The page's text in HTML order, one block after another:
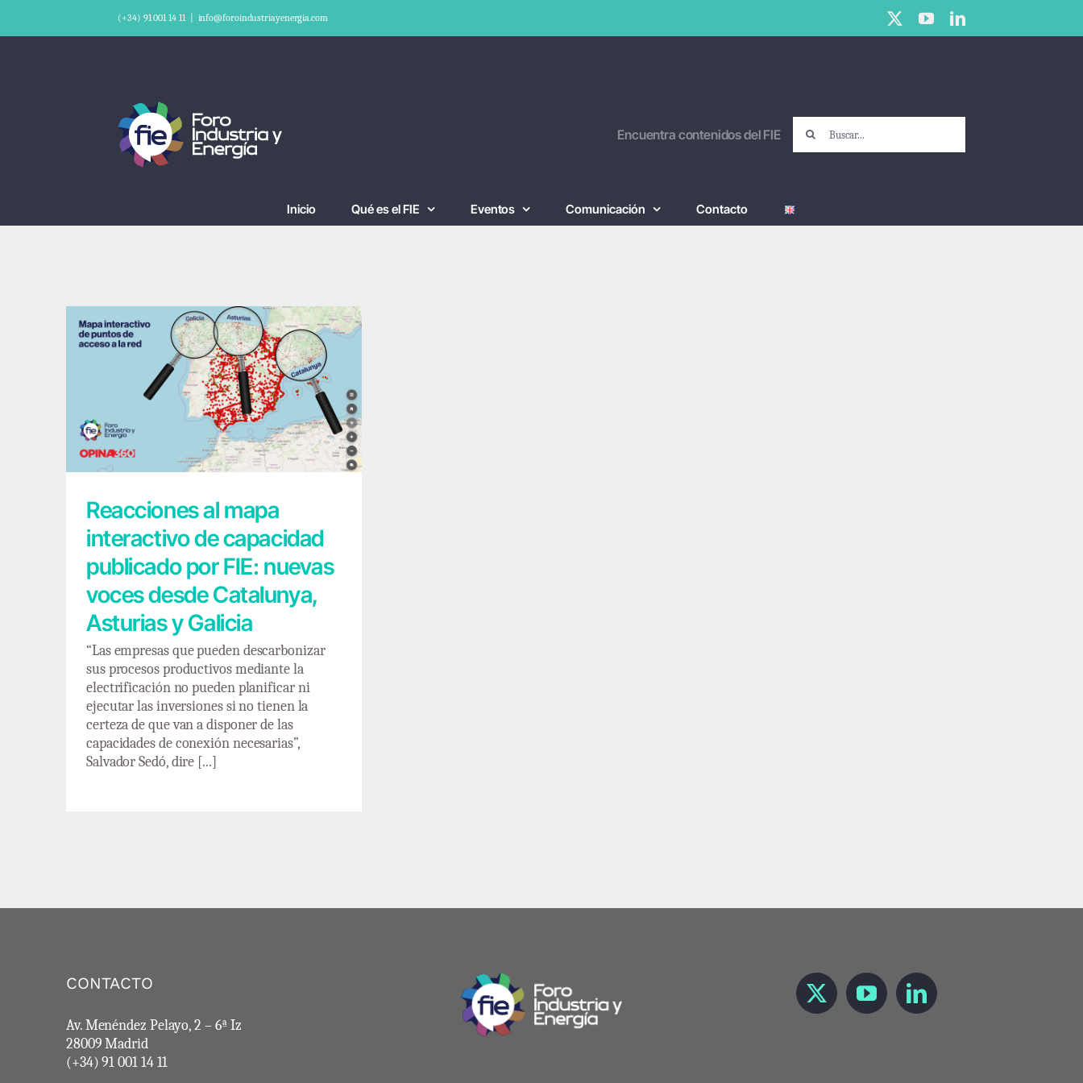
(+34) 91 001 14 11 info@foroindustriayenergia.com X YouTubeLinkedIn
Encuentra contenidos del FIE
Inicio Qué es el FIE Eventos Comunicación Contacto
Reacciones al mapa interactivo de
capacidad publicado por FIE: nuevas
voces desde Catalunya, Asturias y Galicia
Reacciones al mapa
interactivo de capacidad
publicado por FIE: nuevas
voces desde Catalunya,
Asturias y Galicia
“Las empresas que pueden descarbonizar
sus procesos productivos mediante la
electrificación no pueden planificar ni
ejecutar las inversiones si no tienen la
certeza de que van a disponer de las
capacidades de conexión necesarias”,
Salvador Sedó, dire [...]
CONTACTO
Av. Menéndez Pelayo, 2 – 6ª Iz
28009 Madrid
(+34) 91 001 14 11